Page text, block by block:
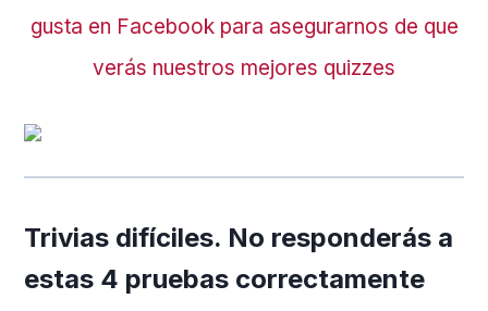
gusta en Facebook para asegurarnos de que
verás nuestros mejores quizzes
Trivias difíciles. No responderás a
estas 4 pruebas correctamente